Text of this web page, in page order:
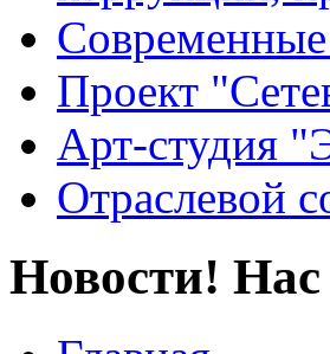
Современные
Проект
Арт-студия
Отраслевой
Новости!